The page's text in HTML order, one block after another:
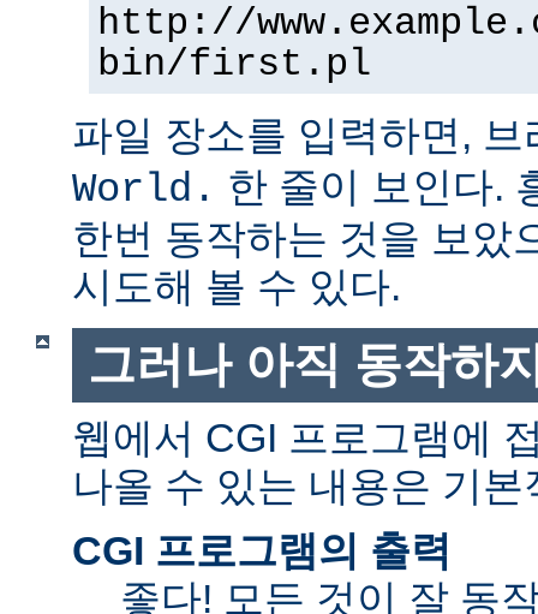
http://
bin/first.pl
파일 장소를 입력하면,
World. 한 줄이 보인다.
한번 동작하는 것을 보았
시도해 볼 수 있다.
그러나 아직 동작하
웹에서 CGI 프로그램에
나올 수 있는 내용은 기
CGI 프로그램의 출력
좋다! 모든 것이 잘 동